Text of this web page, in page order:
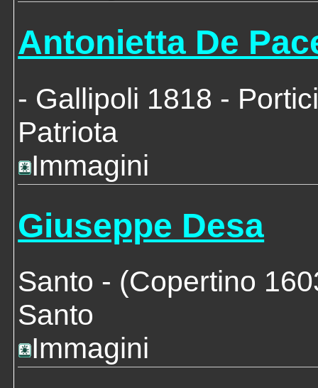
Antonietta De
- Gallipoli 1818 -
Patriota
Immagini
Giuseppe Desa
Santo - (Copertino
Santo
Immagini